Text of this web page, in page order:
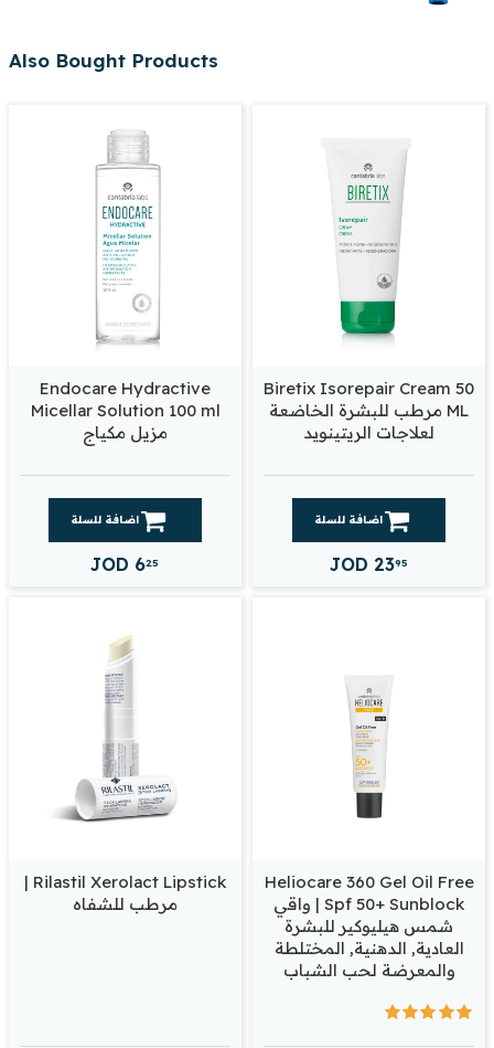
Also Bought Products
Biretix Isorepair Cream 50
ML مرطب للبشرة الخاضعة
لعلاجات الريتينويد
اضافة للسلة
JOD 2395
Endocare Hydractive
Micellar Solution 100 ml
مزيل مكياج
اضافة للسلة
JOD 625
Heliocare 360 Gel Oil Free
Spf 50+ Sunblock | واقي
شمس هيليوكير للبشرة
العادية, الدهنية, المختلطة
والمعرضة لحب الشباب
Rilastil Xerolact Lipstick |
مرطب للشفاه